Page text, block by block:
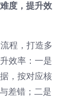
度，提升效
程，打造多
效率：一是
，按对应核
差错；二是